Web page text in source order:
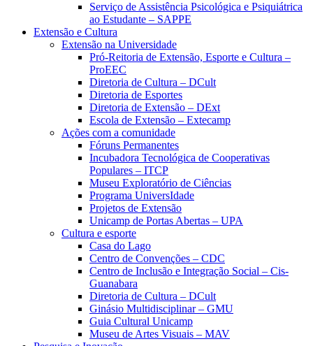
Serviço de Assistência Psicológica e Psiquiátrica
ao Estudante – SAPPE
Extensão e Cultura
Extensão na Universidade
Pró-Reitoria de Extensão, Esporte e Cultura –
ProEEC
Diretoria de Cultura – DCult
Diretoria de Esportes
Diretoria de Extensão – DExt
Escola de Extensão – Extecamp
Ações com a comunidade
Fóruns Permanentes
Incubadora Tecnológica de Cooperativas
Populares – ITCP
Museu Exploratório de Ciências
Programa UniversIdade
Projetos de Extensão
Unicamp de Portas Abertas – UPA
Cultura e esporte
Casa do Lago
Centro de Convenções – CDC
Centro de Inclusão e Integração Social – Cis-
Guanabara
Diretoria de Cultura – DCult
Ginásio Multidisciplinar – GMU
Guia Cultural Unicamp
Museu de Artes Visuais – MAV